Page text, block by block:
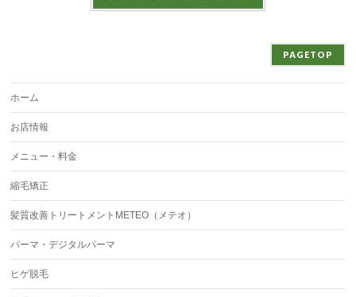
PAGETOP
ホーム
お店情報
メニュー・料金
縮毛矯正
髪質改善トリートメントMETEO（メテオ）
パーマ・デジタルパーマ
ヒゲ脱毛